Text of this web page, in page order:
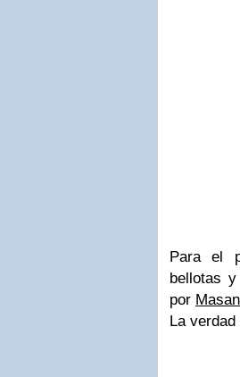
Para el
bellotas
por
La